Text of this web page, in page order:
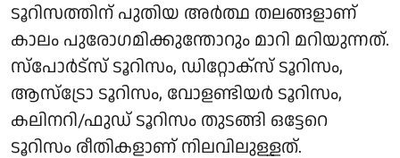
ടൂറിസത്തിന് പുതിയ അർത്ഥ തലങ്ങളാണ്
കാലം പുരോ​ഗമിക്കുന്തോറും മാറി മറിയുന്നത്.
സ്പോർട്സ് ടൂറിസം, ഡിറ്റോക്സ് ടൂറിസം,
ആസ്ട്രോ ടൂറിസം, വോളണ്ടിയർ ടൂറിസം,
കലിനറി/ഫുഡ് ടൂറിസം തുടങ്ങി ഒട്ടേറെ
ടൂറിസം രീതികളാണ് നിലവിലുള്ളത്.